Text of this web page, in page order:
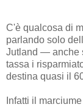
C'è qualcosa di
parlando solo
Jutland — anche
tassa i
destina quasi il
Infatti il